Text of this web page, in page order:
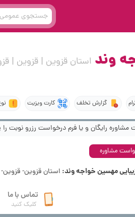
وند استان قزوین | قزوین |
گزارش تخلف کارت ویزیت
رایگان و یا فرم درخواست رزرو نوبت
مشاوره
مهسین خواجه وند: استان قزوین- قزوین-
تماس با ما
کلیک کنید